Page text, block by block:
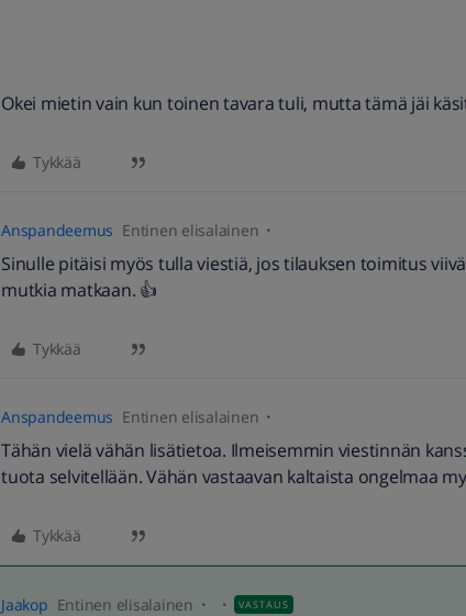
Okei mietin vain kun toinen tavara tuli, mutta tämä jäi
Tykkää
Anspandeemus Entinen elisalainen
Sinulle pitäisi myös tulla viestiä, jos tilauksen toimitus
mutkia matkaan. 👍
Tykkää
Anspandeemus Entinen elisalainen
Tähän vielä vähän lisätietoa. Ilmeisemmin viestinnän
tuota selvitellään. Vähän vastaavan kaltaista ongelmaa
Tykkää
Jaakop Entinen elisalainen VASTAUS